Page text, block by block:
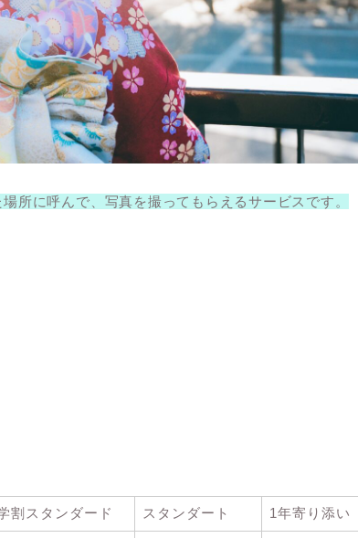
所に呼んで、写真を撮ってもらえるサービス です。
割スタンダード スタンダート 1年寄り添い